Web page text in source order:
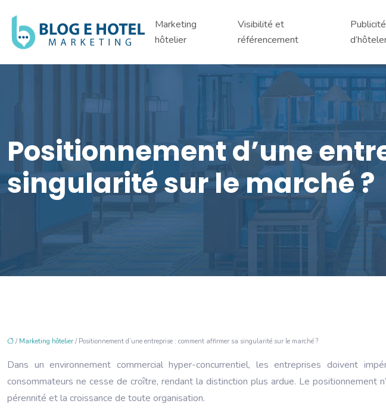
Marketing
hôtelier
Visibilité et
référencement
Publicité
Positionnement d’une
singularité sur le marché ?
/ Marketing hôtelier / Positionnement d’une entreprise : comment affirmer sa singularité sur le marché ?
Dans un environnement commercial hyper-concurrentiel, les entreprises doivent
consommateurs ne cesse de croître, rendant la distinction plus ardue. Le positionnement
pérennité et la croissance de toute organisation.